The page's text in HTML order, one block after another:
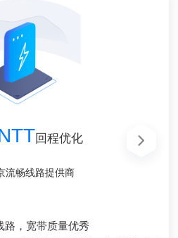
电脑高性价比
物理机云电脑
、脚本等24小时运行
CUVIP
企业级防御
CUVIP，均衡防御速度与防御
回程优化
流畅线路提供商
路，宽带质量优秀
和浩特高端系列
浩特电信数据中心
需求较高站点使用
CTG高性价比
路VPS，三网延迟较低。
路，稳定性欠佳
GIA高性价比
GIA线路VPS。
动态路由线路
电脑高性价比
物理机云电脑
、脚本等24小时运行
CUVIP
企业级防御
CUVIP，均衡防御速度与防御